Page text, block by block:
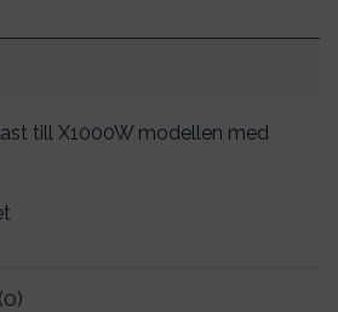
till X1000W modellen med